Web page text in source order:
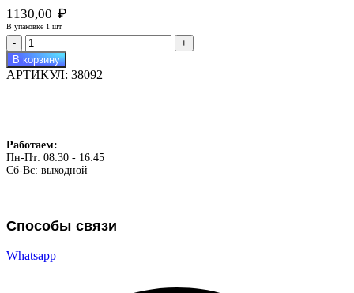
1130,00 ₽
В упаковке 1 шт
Количество
товара
Топор
с
В корзину
АРТИКУЛ: 38092
Работаем:
Пн-Пт: 08:30 - 16:45
Сб-Вс: выходной
Способы связи
Whatsapp